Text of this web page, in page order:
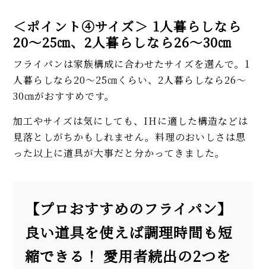
＜ポイント④サイズ＞ 1人暮らしなら
20～25㎝、2人暮らしなら26～30㎝
フライパンは家族構成に合わせたサイズを選んで。1
人暮らしなら20～25㎝くらい、2人暮らしなら26～
30㎝がおすすめです。
加工やサイズは気にしても、IHに適した構造などは
見落としがちかもしれません。料理のおいしさは思
った以上に道具が大事だと分かってきました。
【プロおすすめのフライパン】
良い道具を使えば調理時間も短
縮できる！ 愛用者続出の2つを